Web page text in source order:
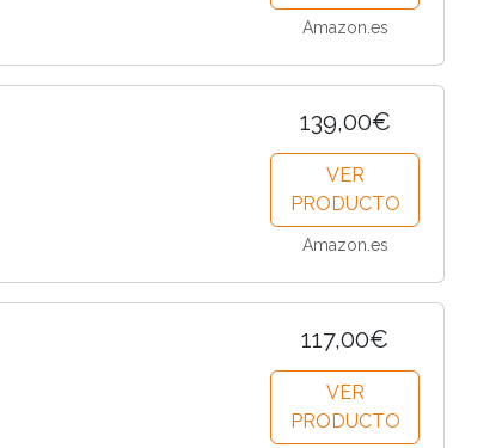
Amazon.es
139,00€
VER
PRODUCTO
Amazon.es
117,00€
VER
PRODUCTO